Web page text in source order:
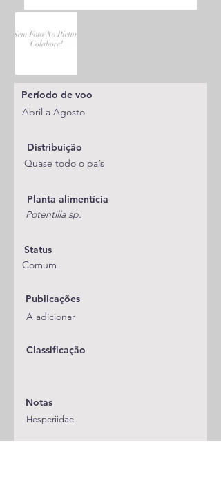
Período de voo
Abril a Agosto
Distribuição
Quase todo o país
Planta alimentícia
Potentilla sp.
Status
Comum
Publicações
A adicionar
Classificação
Notas
Hesperiidae